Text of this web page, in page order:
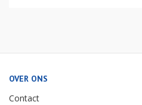
OVER ONS
Contact